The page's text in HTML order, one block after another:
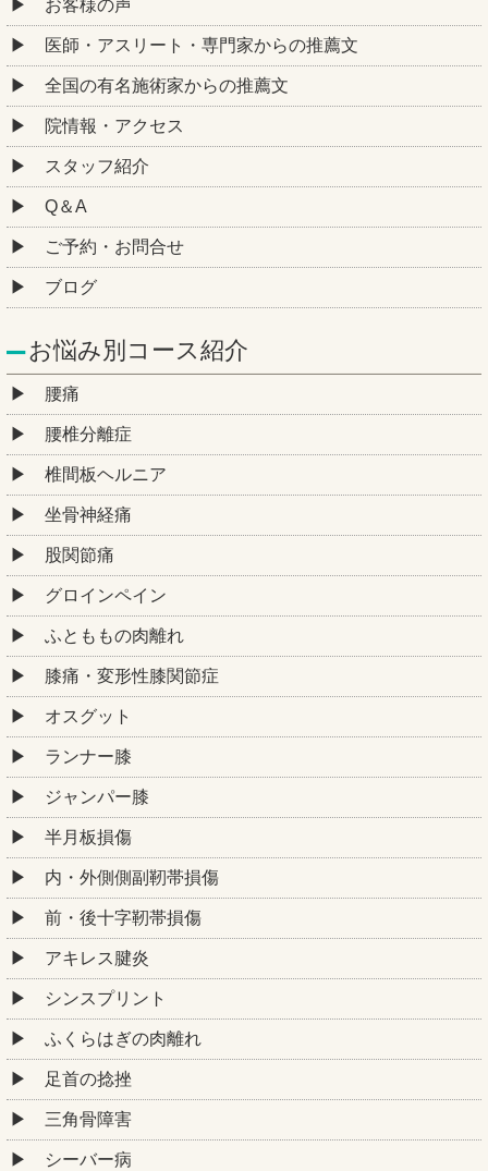
お客様の声
医師・アスリート・専門家からの推薦文
全国の有名施術家からの推薦文
院情報・アクセス
スタッフ紹介
Q＆A
ご予約・お問合せ
ブログ
お悩み別コース紹介
腰痛
腰椎分離症
椎間板ヘルニア
坐骨神経痛
股関節痛
グロインペイン
ふとももの肉離れ
膝痛・変形性膝関節症
オスグット
ランナー膝
ジャンパー膝
半月板損傷
内・外側側副靭帯損傷
前・後十字靭帯損傷
アキレス腱炎
シンスプリント
ふくらはぎの肉離れ
足首の捻挫
三角骨障害
シーバー病